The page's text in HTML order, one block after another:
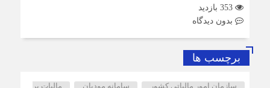
بدون دیدگاه
برچسب ها
سازمان امور مالیاتی کشور سامانه مودیان
مالیات بر